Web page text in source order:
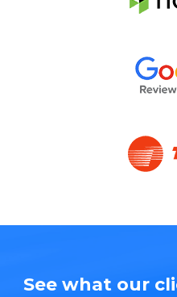
See what our